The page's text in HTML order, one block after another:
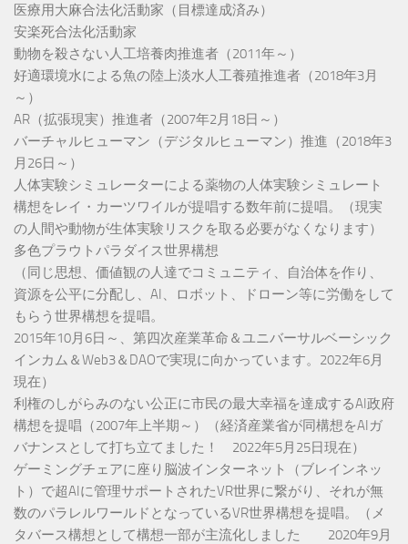
医療用大麻合法化活動家（目標達成済み）
安楽死合法化活動家
動物を殺さない人工培養肉推進者（2011年～）
好適環境水による魚の陸上淡水人工養殖推進者（2018年3月
～）
AR（拡張現実）推進者（2007年2月18日～）
バーチャルヒューマン（デジタルヒューマン）推進（2018年3
月26日～）
人体実験シミュレーターによる薬物の人体実験シミュレート
構想をレイ・カーツワイルが提唱する数年前に提唱。（現実
の人間や動物が生体実験リスクを取る必要がなくなります）
多色プラウトパラダイス世界構想
（同じ思想、価値観の人達でコミュニティ、自治体を作り、
資源を公平に分配し、AI、ロボット、ドローン等に労働をして
もらう世界構想を提唱。
2015年10月6日～、第四次産業革命＆ユニバーサルベーシック
インカム＆Web3＆DAOで実現に向かっています。2022年6月
現在）
利権のしがらみのない公正に市民の最大幸福を達成するAI政府
構想を提唱（2007年上半期～）（経済産業省が同構想をAIガ
バナンスとして打ち立てました！ 2022年5月25日現在）
ゲーミングチェアに座り脳波インターネット（ブレインネッ
ト）で超AIに管理サポートされたVR世界に繋がり、それが無
数のパラレルワールドとなっているVR世界構想を提唱。（メ
タバース構想として構想一部が主流化しました 2020年9月